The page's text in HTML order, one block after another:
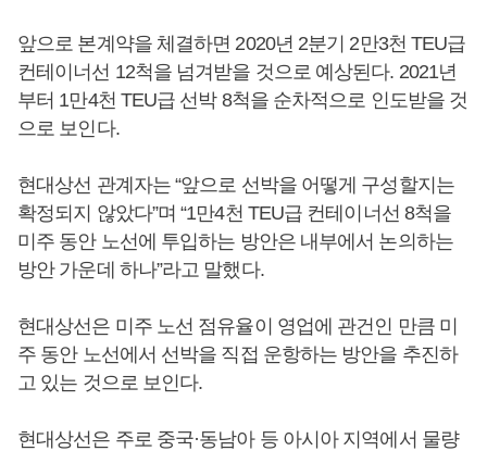
앞으로 본계약을 체결하면 2020년 2분기 2만3천 TEU급
컨테이너선 12척을 넘겨받을 것으로 예상된다. 2021년
부터 1만4천 TEU급 선박 8척을 순차적으로 인도받을 것
으로 보인다.
현대상선 관계자는 “앞으로 선박을 어떻게 구성할지는
확정되지 않았다”며 “1만4천 TEU급 컨테이너선 8척을
미주 동안 노선에 투입하는 방안은 내부에서 논의하는
방안 가운데 하나”라고 말했다.
현대상선은 미주 노선 점유율이 영업에 관건인 만큼 미
주 동안 노선에서 선박을 직접 운항하는 방안을 추진하
고 있는 것으로 보인다.
현대상선은 주로 중국·동남아 등 아시아 지역에서 물량